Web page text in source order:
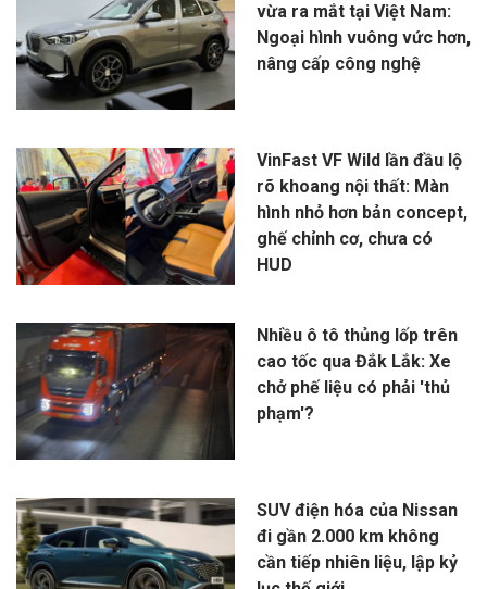
vừa ra mắt tại Việt Nam:
Ngoại hình vuông vức hơn,
nâng cấp công nghệ
VinFast VF Wild lần đầu lộ
rõ khoang nội thất: Màn
hình nhỏ hơn bản concept,
ghế chỉnh cơ, chưa có
HUD
Nhiều ô tô thủng lốp trên
cao tốc qua Đắk Lắk: Xe
chở phế liệu có phải 'thủ
phạm'?
SUV điện hóa của Nissan
đi gần 2.000 km không
cần tiếp nhiên liệu, lập kỷ